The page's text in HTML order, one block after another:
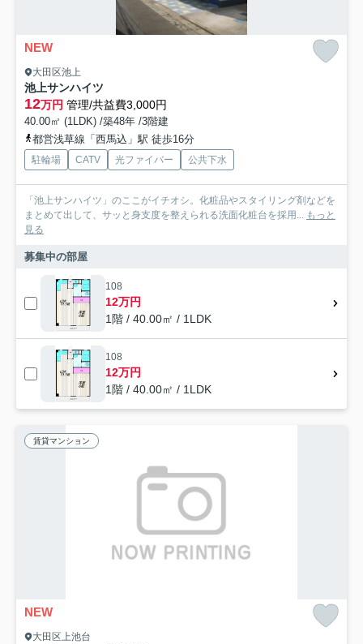
NEW
大田区池上
池上サンハイツ
12万円 管理/共益費3,000円
40.00㎡ (1LDK) /築48年 /3階建
都営浅草線「西馬込」駅 徒歩16分
駐輪場 CATV 光ファイバー 公共下水
「池上サンハイツ」のここがイチオシ。化粧品やスタイリング剤などを
まとめて出して、サッと身支度を整えられる洗面化粧台を採用... もっと
見る
募集中の部屋
108
12万円
1階 / 40.00㎡ / 1LDK
108
12万円
1階 / 40.00㎡ / 1LDK
賃貸マンション
NEW
大田区上池台